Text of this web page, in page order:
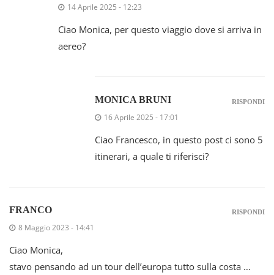
14 Aprile 2025 - 12:23
Ciao Monica, per questo viaggio dove si arriva in
aereo?
MONICA BRUNI
16 Aprile 2025 - 17:01
Ciao Francesco, in questo post ci sono 5
itinerari, a quale ti riferisci?
RISPONDI
FRANCO
8 Maggio 2023 - 14:41
Ciao Monica,
stavo pensando ad un tour dell’europa tutto sulla costa …
RISPONDI